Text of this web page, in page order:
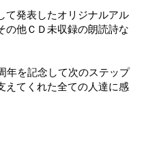
て発表したオリジナルアル
の他ＣＤ未収録の朗読詩な
年を記念して次のステップ
えてくれた全ての人達に感